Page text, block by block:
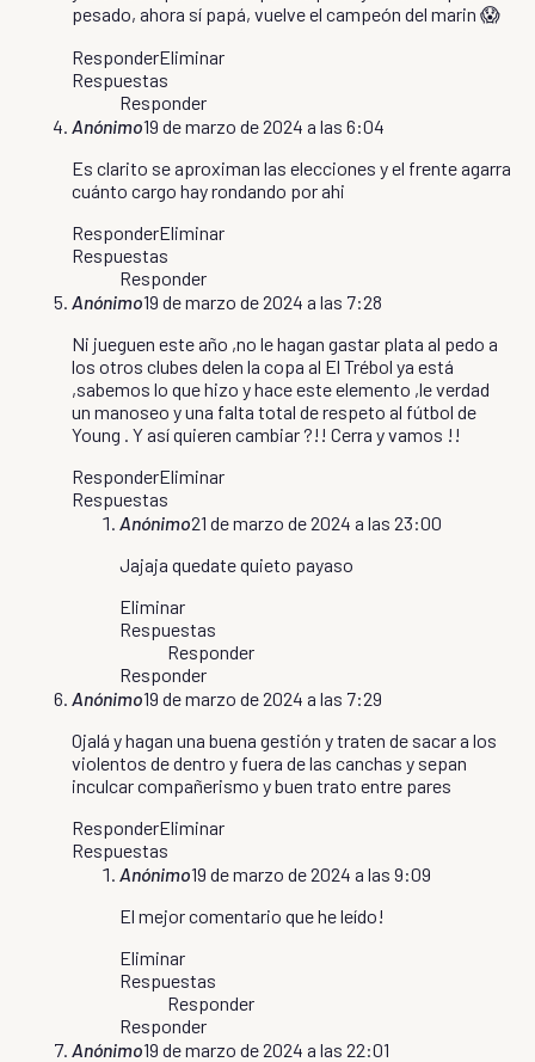
pesado, ahora sí papá, vuelve el campeón del marin 😱
ResponderEliminar
Respuestas
Responder
Anónimo19 de marzo de 2024 a las 6:04
Es clarito se aproximan las elecciones y el frente agarra
cuánto cargo hay rondando por ahi
ResponderEliminar
Respuestas
Responder
Anónimo19 de marzo de 2024 a las 7:28
Ni jueguen este año ,no le hagan gastar plata al pedo a
los otros clubes delen la copa al El Trébol ya está
,sabemos lo que hizo y hace este elemento ,le verdad
un manoseo y una falta total de respeto al fútbol de
Young . Y así quieren cambiar ?!! Cerra y vamos !!
ResponderEliminar
Respuestas
Anónimo21 de marzo de 2024 a las 23:00
Jajaja quedate quieto payaso
Eliminar
Respuestas
Responder
Responder
Anónimo19 de marzo de 2024 a las 7:29
Ojalá y hagan una buena gestión y traten de sacar a los
violentos de dentro y fuera de las canchas y sepan
inculcar compañerismo y buen trato entre pares
ResponderEliminar
Respuestas
Anónimo19 de marzo de 2024 a las 9:09
El mejor comentario que he leído!
Eliminar
Respuestas
Responder
Responder
Anónimo19 de marzo de 2024 a las 22:01